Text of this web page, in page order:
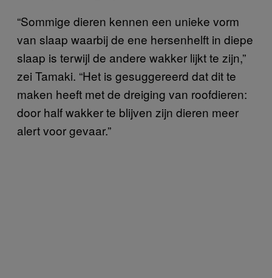
“Sommige dieren kennen een unieke vorm
van slaap waarbij de ene hersenhelft in diepe
slaap is terwijl de andere wakker lijkt te zijn,”
zei Tamaki. “Het is gesuggereerd dat dit te
maken heeft met de dreiging van roofdieren:
door half wakker te blijven zijn dieren meer
alert voor gevaar.”